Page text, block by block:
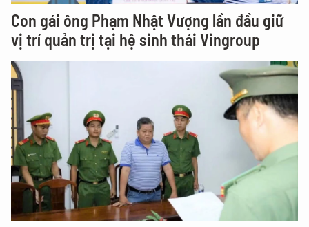
Con gái ông Phạm Nhật Vượng lần đầu giữ
vị trí quản trị tại hệ sinh thái Vingroup